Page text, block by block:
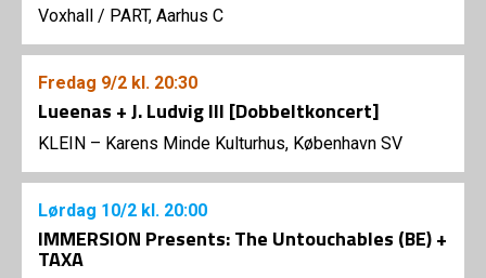
Voxhall / PART, Aarhus C
Fredag 9/2 kl. 20:30
Lueenas + J. Ludvig III [Dobbeltkoncert]
KLEIN – Karens Minde Kulturhus, København SV
Lørdag 10/2 kl. 20:00
IMMERSION Presents: The Untouchables (BE) +
TAXA